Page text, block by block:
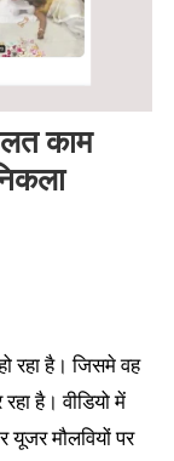
काम
रहा है। जिसमे वह
है। वीडियो में
यूजर मौलवियों पर